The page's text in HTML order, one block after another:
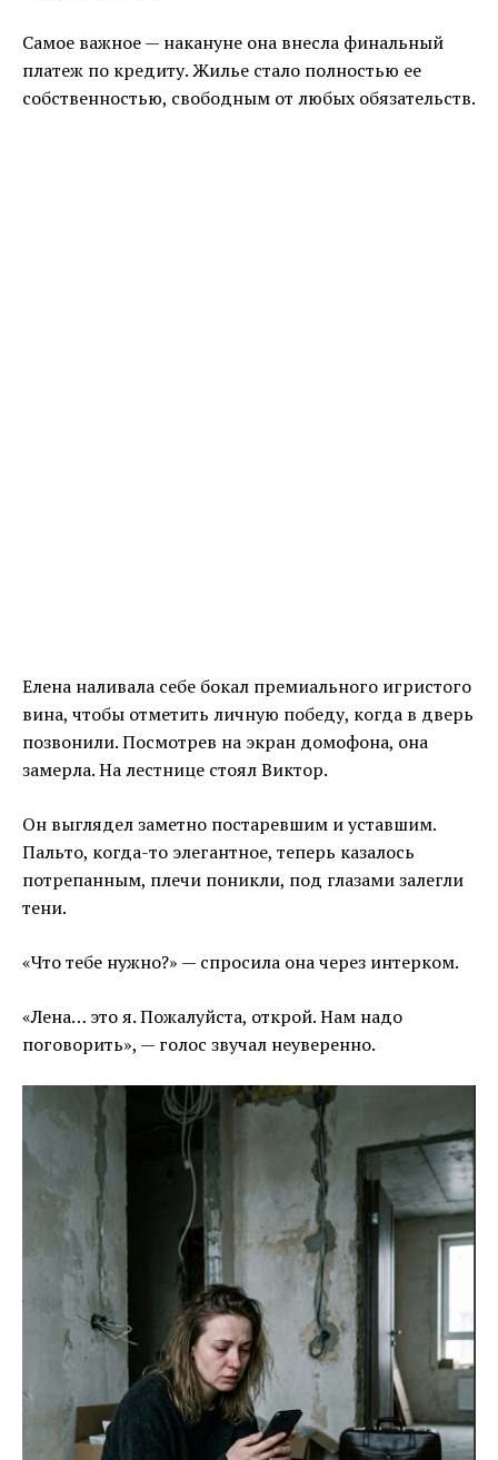
Самое важное — накануне она внесла финальный
платеж по кредиту. Жилье стало полностью ее
собственностью, свободным от любых обязательств.
Елена наливала себе бокал премиального игристого
вина, чтобы отметить личную победу, когда в дверь
позвонили. Посмотрев на экран домофона, она
замерла. На лестнице стоял Виктор.
Он выглядел заметно постаревшим и уставшим.
Пальто, когда-то элегантное, теперь казалось
потрепанным, плечи поникли, под глазами залегли
тени.
«Что тебе нужно?» — спросила она через интерком.
«Лена… это я. Пожалуйста, открой. Нам надо
поговорить», — голос звучал неуверенно.